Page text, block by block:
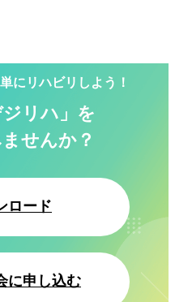
にリハビリしよう！
リハ」を
せんか？
ロード
に申し込む